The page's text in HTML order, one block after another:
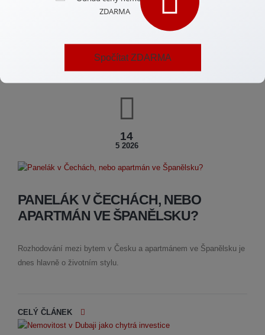
hladce, legálně a s úsměvem, k radosti všech zúčastněných
stran. Objevte, proč je to cesta plná příležitostí.
14
5 2026
PANELÁK V ČECHÁCH, NEBO
APARTMÁN VE ŠPANĚLSKU?
Rozhodování mezi bytem v Česku a apartmánem ve Španělsku je
dnes hlavně o životním stylu.
CELÝ ČLÁNEK
Spočítat ZDARMA